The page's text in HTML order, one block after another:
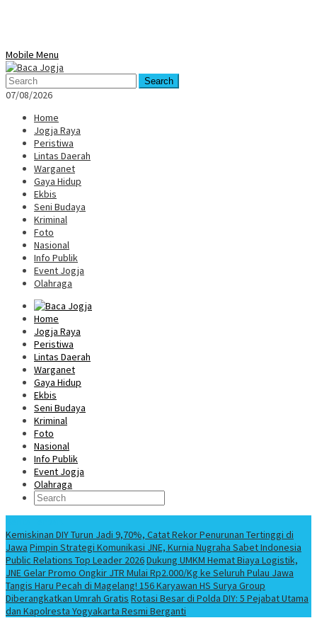
Mobile Menu
Search
07/08/2026
Home
Jogja Raya
Peristiwa
Lintas Daerah
Warganet
Gaya Hidup
Ekbis
Seni Budaya
Kriminal
Foto
Nasional
Info Publik
Event Jogja
Olahraga
Home
Jogja Raya
Peristiwa
Lintas Daerah
Warganet
Gaya Hidup
Ekbis
Seni Budaya
Kriminal
Foto
Nasional
Info Publik
Event Jogja
Olahraga
Kemiskinan DIY Turun Jadi 9,70%, Catat Rekor Penurunan Tertinggi di
Jawa Pimpin Strategi Komunikasi JNE, Kurnia Nugraha Sabet Indonesia
Public Relations Top Leader 2026Dukung UMKM Hemat Biaya Logistik,
JNE Gelar Promo Ongkir JTR Mulai Rp2.000/Kg ke Seluruh Pulau Jawa
Tangis Haru Pecah di Magelang! 156 Karyawan HS Surya Group
Diberangkatkan Umrah Gratis Rotasi Besar di Polda DIY: 5 Pejabat Utama
dan Kapolresta Yogyakarta Resmi Berganti